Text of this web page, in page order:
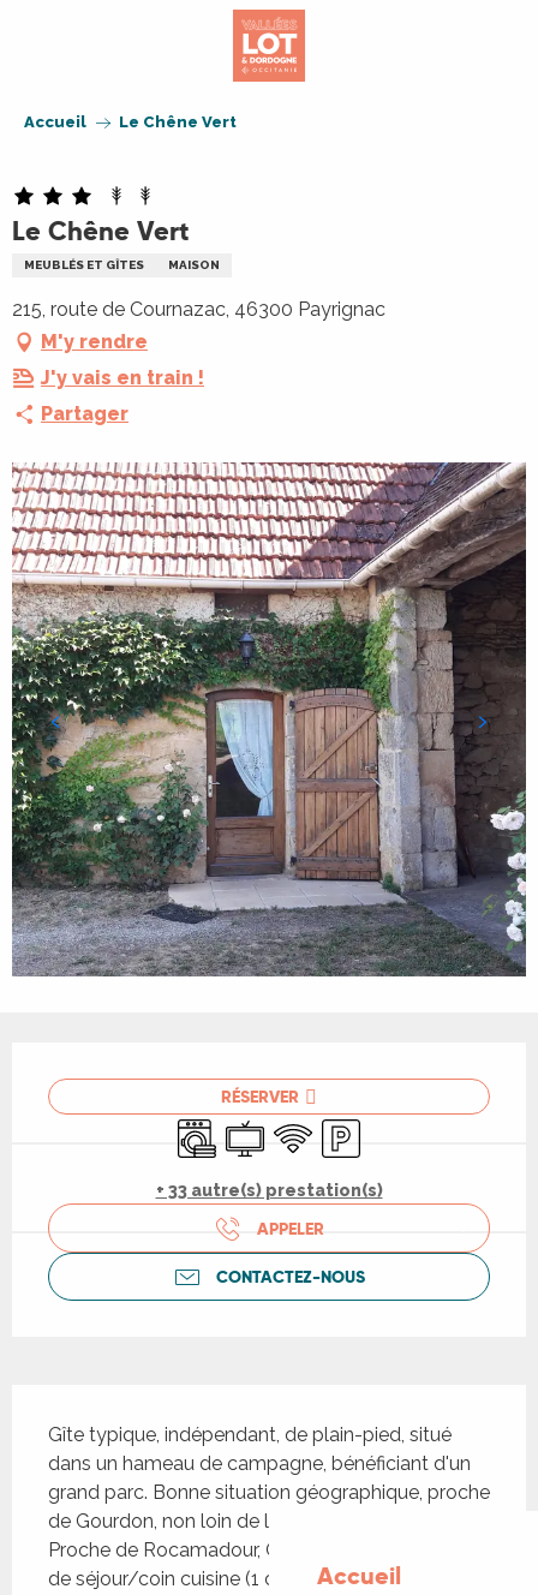
Accueil
Accueil Le Chêne Vert
Le Chêne Vert
MEUBLÉS ET GÎTES MAISON
215, route de Cournazac, 46300 Payrignac
M'y rendre
J'y vais en train !
Partager
RÉSERVER
Lave lingeTélévision
WiFi Parking
+ 33 autre(s) prestation(s)
APPELER
CONTACTEZ-NOUS
Gîte typique, indépendant, de plain-pied, situé
dans un hameau de campagne, bénéficiant d'un
grand parc. Bonne situation géographique, proche
de Gourdon, non loin de la vallée de la Dordogne.
Proche de Rocamadour, Gouffre de Padirac Salle
de séjour/coin cuisine (1 canapé lit 1,40m, 2